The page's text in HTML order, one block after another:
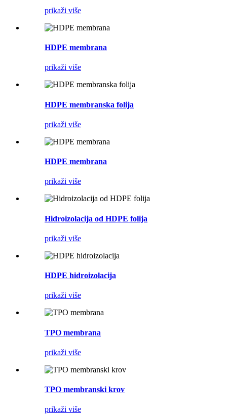
prikaži više
HDPE membrana
prikaži više
HDPE membranska folija
prikaži više
HDPE membrana
prikaži više
Hidroizolacija od HDPE folija
prikaži više
HDPE hidroizolacija
prikaži više
TPO membrana
prikaži više
TPO membranski krov
prikaži više